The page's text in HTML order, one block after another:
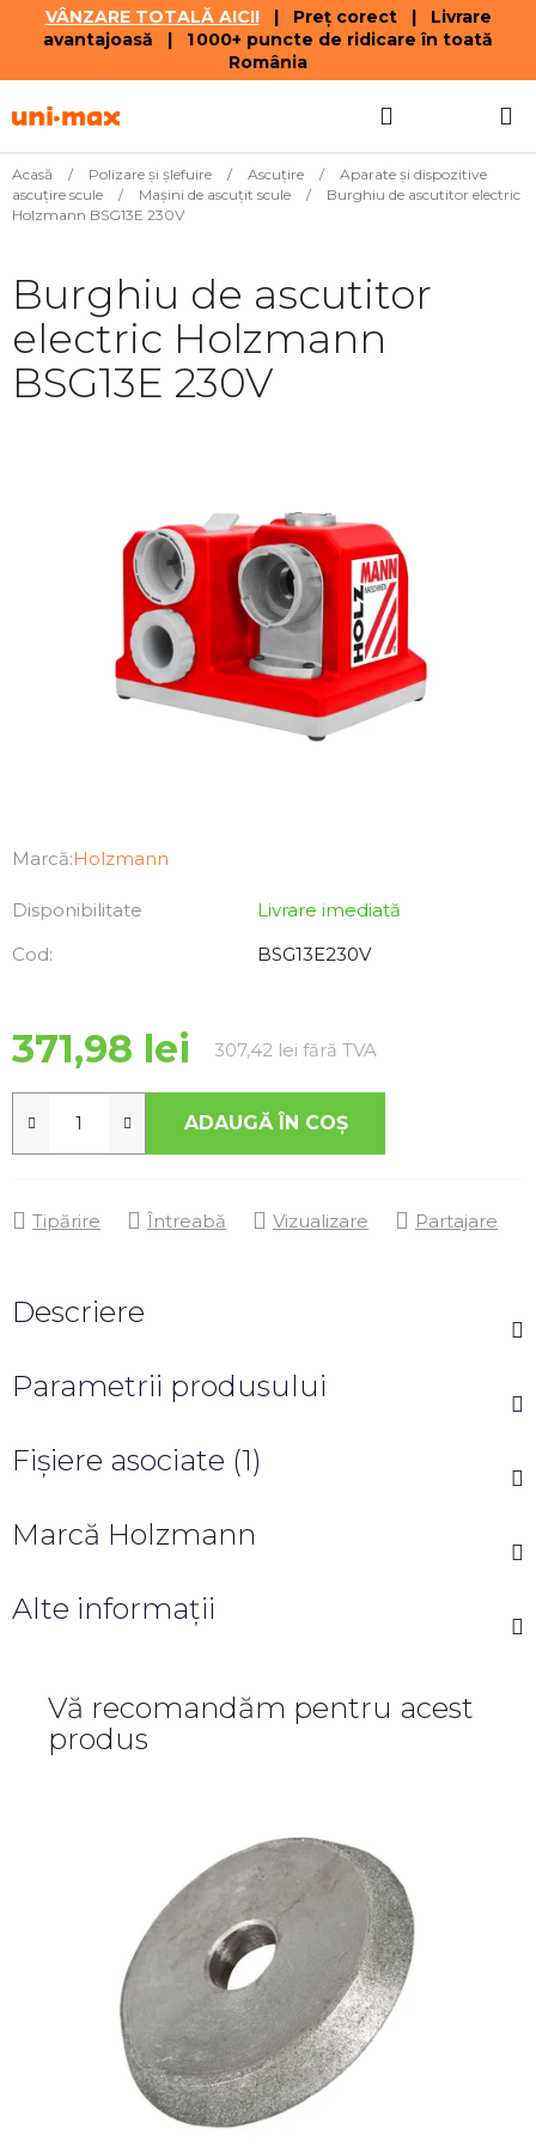
VÂNZARE TOTALĂ AICI!| Preț corect | Livrare
avantajoasă | 1 000+ puncte de ridicare în toată
România
la
DE
Acasă / Polizare şi şlefuire / Ascuţire /
Aparate și dispozitive
ascuțire scule
/ Mașini de ascuțit scule /
Burghiu de ascutitor electric
Holzmann BSG13E 230V
Marcă:Holzmann
Disponibilitate
Livrare imediată
Cod:
BSG13E230V
371,98 lei 307,42 lei fără TVA
ADAUGĂ ÎN COŞ
Tipărire Întreabă Vizualizare Partajare
Burghiu de ascutitor
electric Holzmann
BSG13E 230V
Descriere
Parametrii produsului
Fişiere asociate (1)
Marcă Holzmann
Alte informații
Vă recomandăm pentru acest
produs